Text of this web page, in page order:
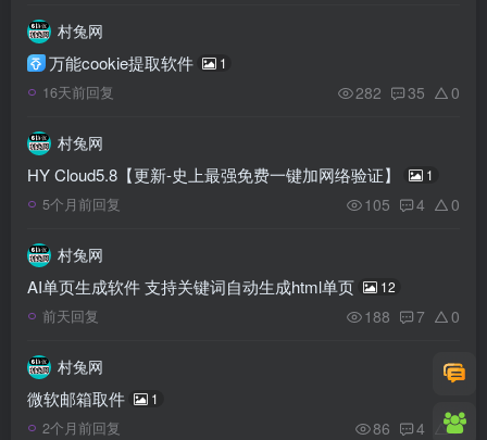
村兔网
万能cookie提取软件 1
16天前回复 282 35 0
村兔网
HY Cloud5.8【更新-史上最强免费一键加网络验证】 1
5个月前回复 105 4 0
村兔网
AI单页生成软件 支持关键词自动生成html单页 12
前天回复 188 7 0
村兔网
微软邮箱取件 1
2个月前回复 86 4 0